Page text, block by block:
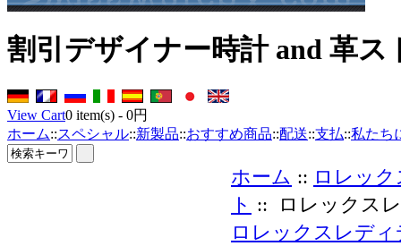
割引デザイナー時計 and 革ス
View Cart0 item(s) - 0円
ホーム::スペシャル::新製品::おすすめ商品::配送::支払::私たち
ホーム :: ロレック
ト :: ロレックス
ロレックスレデ